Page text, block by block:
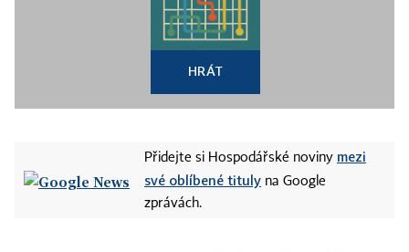
HRÁT
Přidejte si Hospodářské noviny mezi
své oblíbené tituly na Google
zprávách.